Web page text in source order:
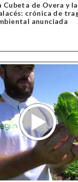
Cubeta de Overa y
crónica de
anunciada